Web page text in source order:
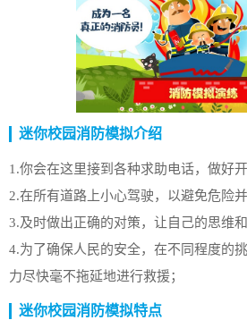
迷你校园消防模拟介绍
1.你会在这里接到各种求助电话，做好
2.在所有道路上小心驾驶，以避免危险
3.及时做出正确的对策，让自己的思维
4.为了确保人民的安全，在不同程度的
力尽快毫不拖延地进行救援；
迷你校园消防模拟特点